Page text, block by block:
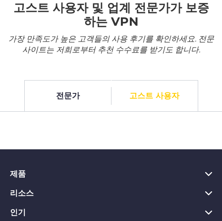
고스트 사용자 및 업계 전문가가 보증
하는 VPN
가장 만족도가 높은 고객들의 사용 후기를 확인하세요. 전문
사이트는 저희로부터 추천 수수료를 받기도 합니다.
전문가 고스트 사용자
제품
PC용 VPN
Chrome용 VPN
리소스
VPN이란?
인기